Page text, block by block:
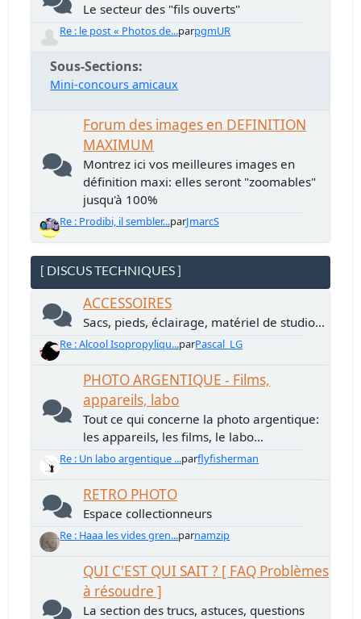
Le secteur des "fils ouverts"
Re : le post « Photos de...parpgmUR
Sous-Sections
Mini-concours amicaux
Forum des images en DEFINITION
MAXIMUM
Montrez ici vos meilleures images en
définition maxi: elles seront "zoomables"
jusqu'à 100%
Re : Prodibi, il sembler...parJmarcS
[ DISCUS TECHNIQUES ]
ACCESSOIRES
Sacs, pieds, éclairage, matériel de studio...
Re : Alcool Isopropyliqu...parPascal_LG
PHOTO ARGENTIQUE - Films,
appareils, labo
Tout ce qui concerne la photo argentique:
les appareils, les films, le labo...
Re : Un labo argentique ...parflyfisherman
RETRO PHOTO
Espace collectionneurs
Re : Haaa les vides gren...parnamzip
QUI C'EST QUI SAIT ? [ FAQ Problèmes
à résoudre ]
La section des trucs, astuces, questions